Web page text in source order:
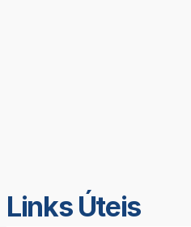
Links Úteis